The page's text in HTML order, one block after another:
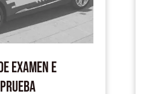
EXAMEN E